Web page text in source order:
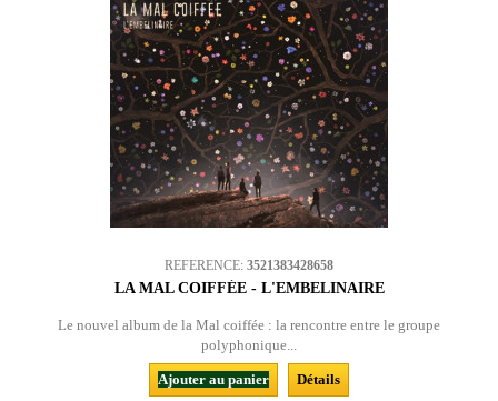
REFERENCE: 3521383428658
LA MAL COIFFÉE - L'EMBELINAIRE
Le nouvel album de la Mal coiffée : la rencontre entre le groupe
polyphonique...
Ajouter au panier Détails